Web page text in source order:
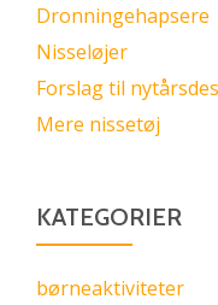
Dronningehapsere
Nisseløjer
Forslag til
Mere nissetøj
KATEGORIER
børneaktiviteter